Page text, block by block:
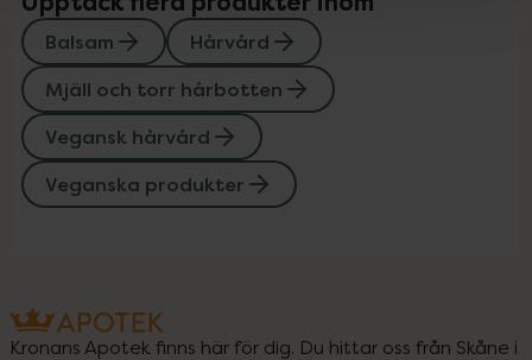
Balsam
Hårvård
Mjäll och torr hårbotten
Vegansk hårvård
Veganska produkter
Kronans Apotek finns här för dig. Du hittar oss från Skåne i